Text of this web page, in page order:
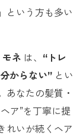
という方も多い
ネ は、 “トレ
からない” とい
あなたの髪質・
ア”を丁寧に提
れいが続くヘア